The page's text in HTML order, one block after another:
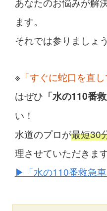
ます。
それでは参りましょ
※「すぐに蛇口を直し
はぜひ 「水の110番
い！
水道のプロが最短30
理させていただきます
▶︎「水の110番救急